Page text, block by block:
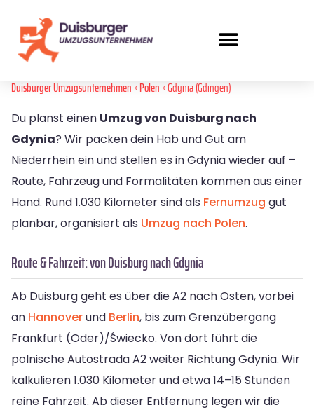
Duisburger Umzugsunternehmen»Polen» Gdynia (Gdingen)
Du planst einen Umzug von Duisburg nach
Gdynia? Wir packen dein Hab und Gut am
Niederrhein ein und stellen es in Gdynia wieder auf –
Route, Fahrzeug und Formalitäten kommen aus einer
Hand. Rund 1.030 Kilometer sind als Fernumzug gut
planbar, organisiert als Umzug nach Polen.
Route & Fahrzeit: von Duisburg nach Gdynia
Ab Duisburg geht es über die A2 nach Osten, vorbei
an Hannoverund Berlin, bis zum Grenzübergang
Frankfurt (Oder)/Świecko. Von dort führt die
polnische Autostrada A2 weiter Richtung Gdynia. Wir
kalkulieren 1.030 Kilometer und etwa 14–15 Stunden
reine Fahrzeit. Ab dieser Entfernung legen wir die